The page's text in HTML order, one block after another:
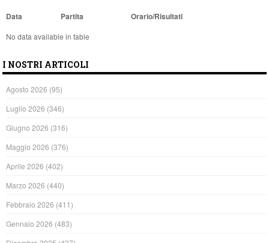
Data Partita Orario/Risultati
No data available in table
I NOSTRI ARTICOLI
Agosto 2026 (95)
Luglio 2026 (346)
Giugno 2026 (316)
Maggio 2026 (376)
Aprile 2026 (402)
Marzo 2026 (440)
Febbraio 2026 (411)
Gennaio 2026 (483)